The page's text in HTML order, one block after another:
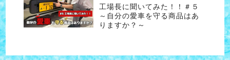
工場長に聞いてみた！！＃５
～自分の愛車を守る商品はあ
りますか？～